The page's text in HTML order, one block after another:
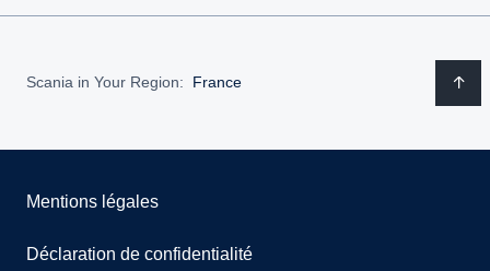
Scania in Your Region: France
Mentions légales
Déclaration de confidentialité